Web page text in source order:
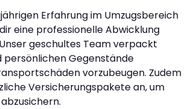
Erfahrung im Umzugsbereich
eine professionelle Abwicklung
geschultes Team verpackt
persönlichen Gegenstände
vorzubeugen. Zudem
Versicherungspakete an, um